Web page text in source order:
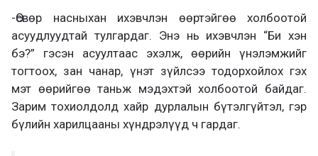
-Өсвөр насныхан ихэвчлэн өөртэйгөө холбоотой
асуудлуудтай тулгардаг. Энэ нь ихэвчлэн “Би хэн
бэ?” гэсэн асуултаас эхэлж, өөрийн үнэлэмжийг
тогтоох, зан чанар, үнэт зүйлсээ тодорхойлох гэх
мэт өөрийгөө таньж мэдэхтэй холбоотой байдаг.
Зарим тохиолдолд хайр дурлалын бүтэлгүйтэл, гэр
бүлийн харилцааны хүндрэлүүд ч гардаг.